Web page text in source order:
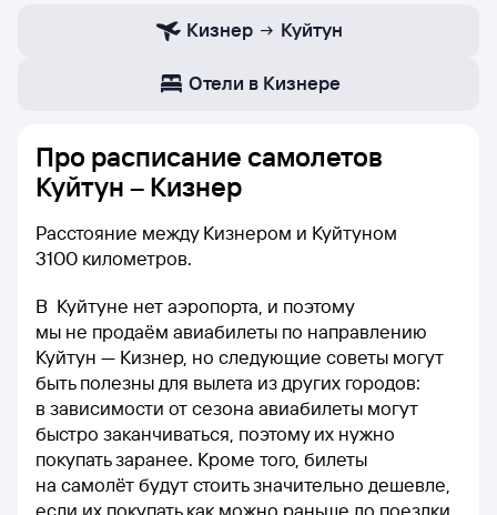
Кизнер Куйтун
Отели в Кизнере
Про расписание самолетов
Куйтун – Кизнер
Расстояние между Кизнером и Куйтуном
3100 километров.
В Куйтуне нет аэропорта, и поэтому
мы не продаём авиабилеты по направлению
Куйтун — Кизнер, но следующие советы могут
быть полезны для вылета из других городов:
в зависимости от сезона авиабилеты могут
быстро заканчиваться, поэтому их нужно
покупать заранее. Кроме того, билеты
на самолёт будут стоить значительно дешевле,
если их покупать как можно раньше до поездки.